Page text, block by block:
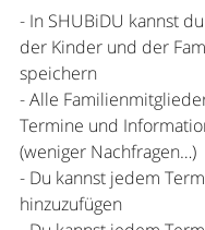
- In SHUBiDU kannst
der Kinder und der
speichern
- Alle
Termine und
(weniger Nachfragen…)
- Du kannst jedem
hinzuzufügen